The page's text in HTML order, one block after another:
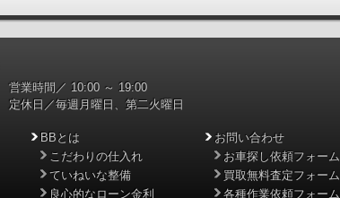
営業時間／ 10:00 ～ 19:00
定休日／毎週月曜日、第二火曜日
BBとは
こだわりの仕入れ
ていねいな整備
良心的なローン金利
お問い合わせ
お車探し依頼フォーム
買取無料査定フォーム
各種作業依頼フォーム